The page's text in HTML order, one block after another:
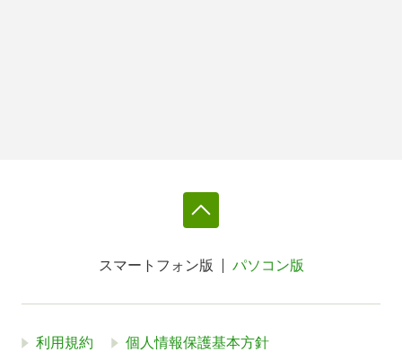
スマートフォン版 パソコン版
利用規約 個人情報保護基本方針